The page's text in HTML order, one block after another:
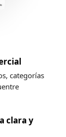
categorías
clara y